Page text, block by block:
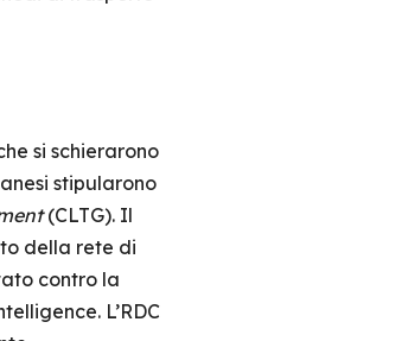
si schierarono
stipularono
(CLTG). Il
della rete di
contro la
L’RDC